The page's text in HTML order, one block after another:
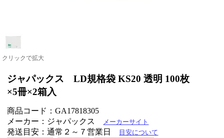
クリックで拡大
ジャパックス LD規格袋 KS20 透明 100枚
×5冊×2箱入
商品コード：GA17818305
メーカー：ジャパックス
メーカーサイト
発送目安：通常２～７営業日 目安について